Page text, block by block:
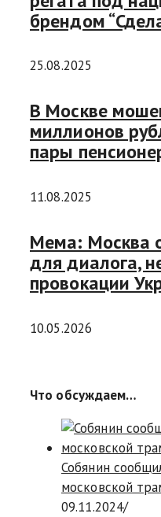
брендом
25.08.2025
В Москве
миллионов
пары
11.08.2025
Мема: Москва
для диалога,
провокации
10.05.2026
Что обсуждаем…
Собянин
московской
09.11.2024/